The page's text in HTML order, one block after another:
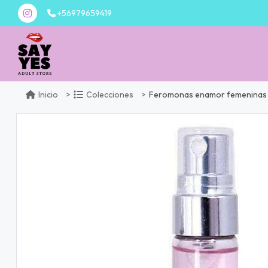
+56979659419
Inicio Colecciones Feromonas enamor femeninas